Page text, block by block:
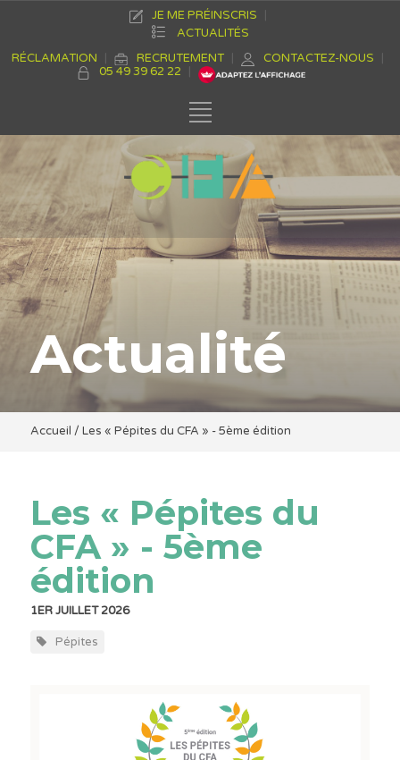
JE ME PRÉINSCRIS
ACTUALITÉS
RÉCLAMATION
RECRUTEMENT
CONTACTEZ-NOUS
05 49 39 62 22
Actualité
Accueil / Les « Pépites du CFA » - 5ème édition
Les « Pépites du
CFA » - 5ème
édition
1ER JUILLET 2026
Pépites